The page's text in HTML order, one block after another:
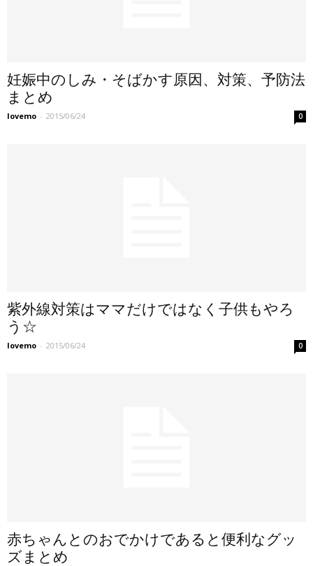
妊娠中のしみ・そばかす原因、対策、予防法
まとめ
lovemo - 2015/06/24 0
紫外線対策はママだけではなく子供もやろ
う☆
lovemo - 2015/06/24 0
赤ちゃんとのおでかけであると便利なグッ
ズまとめ